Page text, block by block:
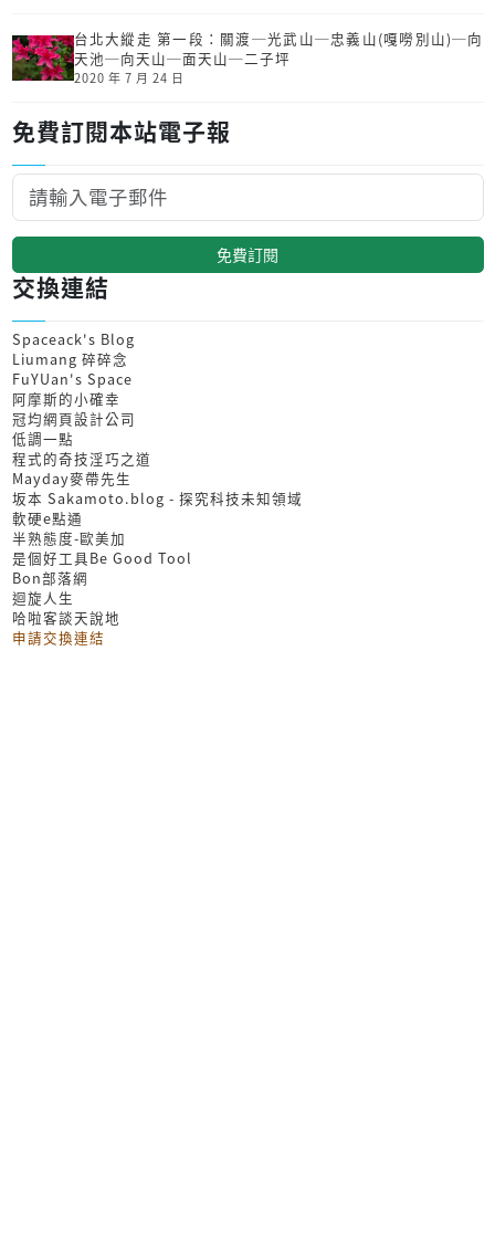
台北大縱走 第一段：關渡─光武山─忠義山(嘎嘮別山)─向
天池─向天山─面天山─二子坪
2020 年 7 月 24 日
免費訂閱本站電子報
免費訂閱
交換連結
Spaceack's Blog
Liumang 碎碎念
FuYUan's Space
阿摩斯的小確幸
冠均網頁設計公司
低調一點
程式的奇技淫巧之道
Mayday麥帶先生
坂本 Sakamoto.blog - 探究科技未知領域
軟硬e點通
半熟態度-歐美加
是個好工具Be Good Tool
Bon部落網
迴旋人生
哈啦客談天說地
申請交換連結